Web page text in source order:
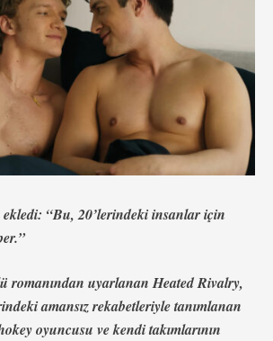
ekledi: “Bu, 20’lerindeki insanlar için
romanından uyarlananHeated Rivalry,
amansız rekabetleriyle tanımlanan
oyuncusu ve kendi takımlarının